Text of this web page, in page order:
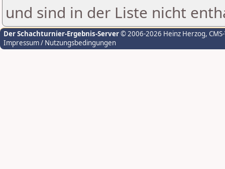
und sind in der Liste nicht
Der Schachturnier-Ergebnis-Server© 2006-2026 Heinz Herzog,
Impressum / Nutzungsbedingungen